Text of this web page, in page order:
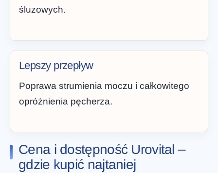
śluzowych.
Lepszy przepływ
Poprawa strumienia moczu i całkowitego
opróżnienia pęcherza.
Cena i dostępność Urovital –
gdzie kupić najtaniej